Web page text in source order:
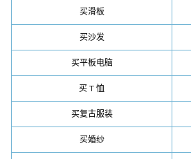
买滑板
买沙发
买平板电脑
买 T 恤
买复古服装
买婚纱